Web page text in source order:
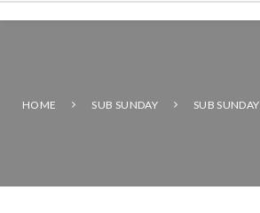
HOME SUB SUNDAY SUB SUNDAY